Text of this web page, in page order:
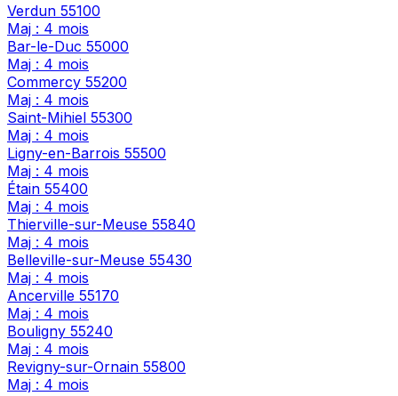
Verdun 55100
Maj : 4 mois
Bar-le-Duc 55000
Maj : 4 mois
Commercy 55200
Maj : 4 mois
Saint-Mihiel 55300
Maj : 4 mois
Ligny-en-Barrois 55500
Maj : 4 mois
Étain 55400
Maj : 4 mois
Thierville-sur-Meuse 55840
Maj : 4 mois
Belleville-sur-Meuse 55430
Maj : 4 mois
Ancerville 55170
Maj : 4 mois
Bouligny 55240
Maj : 4 mois
Revigny-sur-Ornain 55800
Maj : 4 mois